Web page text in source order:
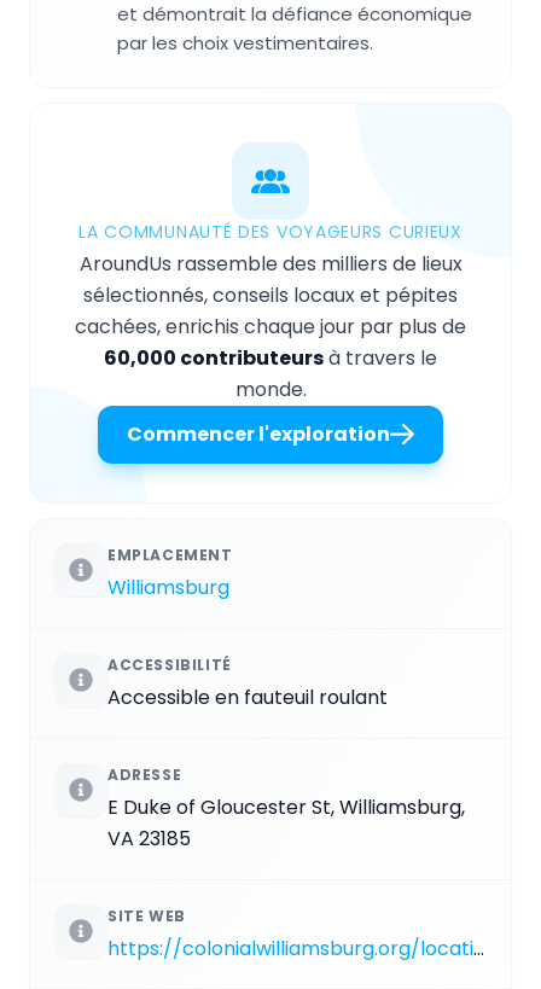
et démontrait la défiance économique
par les choix vestimentaires.
LA COMMUNAUTÉ DES VOYAGEURS CURIEUX
AroundUs rassemble des milliers de lieux
sélectionnés, conseils locaux et pépites
cachées, enrichis chaque jour par plus de
60,000 contributeursà travers le
monde.
Commencer l'exploration
EMPLACEMENT
Williamsburg
ACCESSIBILITÉ
Accessible en fauteuil roulant
ADRESSE
E Duke of Gloucester St, Williamsburg,
VA 23185
SITE WEB
https://colonialwilliamsburg.org/locations/capitol